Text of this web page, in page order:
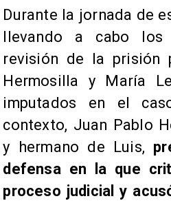
Durante la jornada de
llevando a cabo los
revisión de la prisión
Hermosilla y María
imputados en el
contexto, Juan Pablo
y hermano de Luis,
defensa en la que
proceso judicial y